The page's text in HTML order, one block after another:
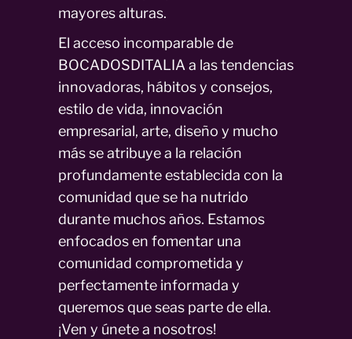
mayores alturas.
El acceso incomparable de
BOCADOSDITALIA a las tendencias
innovadoras, hábitos y consejos,
estilo de vida, innovación
empresarial, arte, diseño y mucho
más se atribuye a la relación
profundamente establecida con la
comunidad que se ha nutrido
durante muchos años. Estamos
enfocados en fomentar una
comunidad comprometida y
perfectamente informada y
queremos que seas parte de ella.
¡Ven y únete a nosotros!